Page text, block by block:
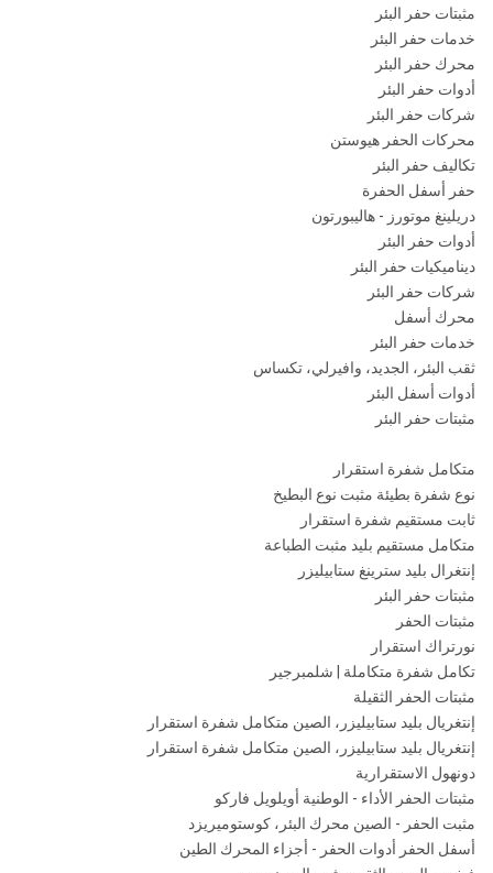
مثبتات حفر البئر
خدمات حفر البئر
محرك حفر البئر
أدوات حفر البئر
شركات حفر البئر
محركات الحفر هيوستن
تكاليف حفر البئر
حفر أسفل الحفرة
دريلينغ موتورز - هاليبورتون
أدوات حفر البئر
ديناميكيات حفر البئر
شركات حفر البئر
محرك أسفل
خدمات حفر البئر
ثقب البئر، الجديد، وافيرلي، تكساس
أدوات أسفل البئر
مثبتات حفر البئر
متكامل شفرة استقرار
نوع شفرة بطيئة مثبت نوع البطيخ
ثابت مستقيم شفرة استقرار
متكامل مستقيم بليد مثبت الطباعة
إنتغرال بليد سترينغ ستابيليزر
مثبتات حفر البئر
مثبتات الحفر
نورتراك استقرار
تكامل شفرة متكاملة | شلمبرجير
مثبتات الحفر الثقيلة
إنتغريال بليد ستابيليزر، الصين متكامل شفرة استقرار
إنتغريال بليد ستابيليزر، الصين متكامل شفرة استقرار
دونهول الاستقرارية
مثبتات الحفر الأداء - الوطنية أويلويل فاركو
مثبت الحفر - الصين محرك البئر، كوستوميريزد
أسفل الحفر أدوات الحفر - أجزاء المحرك الطين